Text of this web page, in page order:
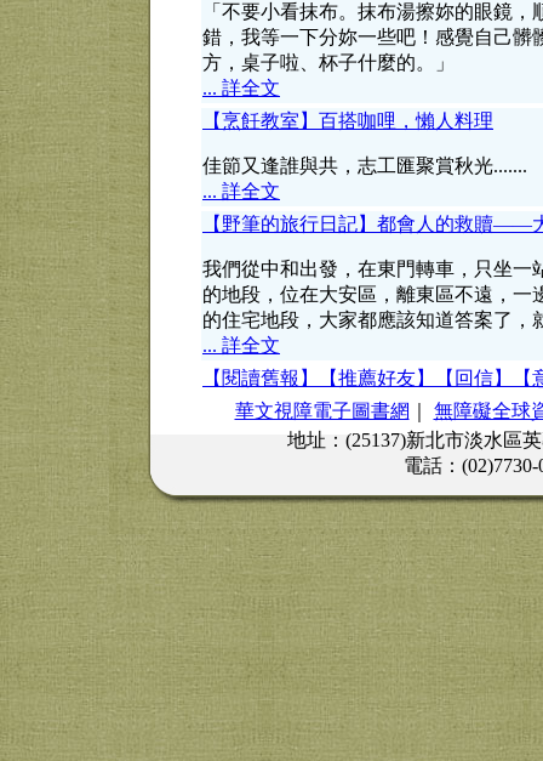
「不要小看抹布。抹布湯擦妳的眼鏡
錯，我等一下分妳一些吧！感覺自己
方，桌子啦、杯子什麼的。」
... 詳全文
【烹飪教室】百搭咖哩，懶人料理
佳節又逢誰與共，志工匯聚賞秋光.......
... 詳全文
【野筆的旅行日記】都會人的救贖——
我們從中和出發，在東門轉車，只坐
的地段，位在大安區，離東區不遠，
的住宅地段，大家都應該知道答案了，
... 詳全文
【閱讀舊報】
【推薦好友】 【回信】
華文視障電子圖書網
無障礙全球
地址：(25137)新北市淡水區
電話：